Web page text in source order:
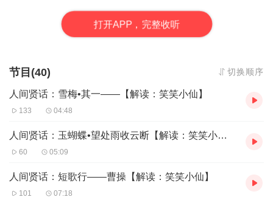
打开APP，完整收听
节目(40) 切换顺序
人间贤话：雪梅•其一——【解读：笑笑小仙】
133 04:48
人间贤话：玉蝴蝶•望处雨收云断【解读：笑笑小仙】
60 05:09
人间贤话：短歌行——曹操【解读：笑笑小仙】
101 07:18